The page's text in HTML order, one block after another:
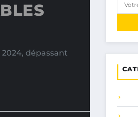
2024, dépassant